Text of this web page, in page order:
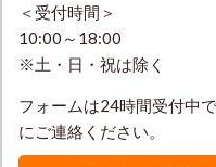
＜受付時間＞
10:00～18:00
※土・日・祝は除く
フォームは24時間受付中
にご連絡ください。